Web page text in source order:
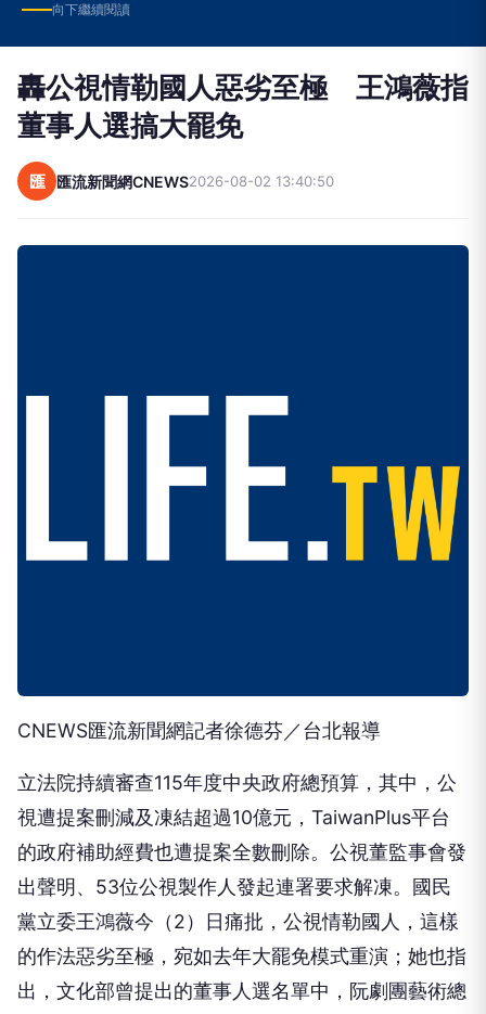
向下繼續閱讀
轟公視情勒國人惡劣至極 王鴻薇指
董事人選搞大罷免
匯 匯流新聞網CNEWS2026-08-02 13:40:50
CNEWS匯流新聞網記者徐德芬／台北報導
立法院持續審查115年度中央政府總預算，其中，公
視遭提案刪減及凍結超過10億元，TaiwanPlus平台
的政府補助經費也遭提案全數刪除。公視董監事會發
出聲明、53位公視製作人發起連署要求解凍。國民
黨立委王鴻薇今（2）日痛批，公視情勒國人，這樣
的作法惡劣至極，宛如去年大罷免模式重演；她也指
出，文化部曾提出的董事人選名單中，阮劇團藝術總